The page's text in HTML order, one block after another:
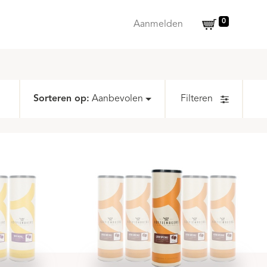
Aanmelden 0
Sorteren op: Aanbevolen Filteren